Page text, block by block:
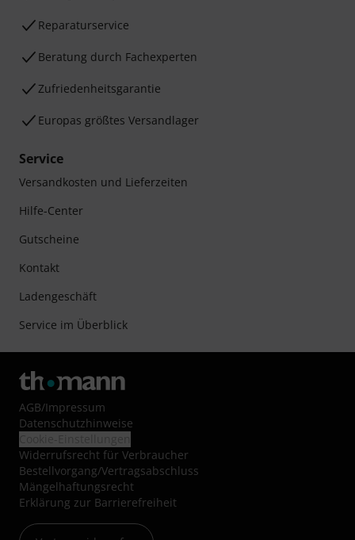
Reparaturservice
Beratung durch Fachexperten
Zufriedenheitsgarantie
Europas größtes Versandlager
Service
Versandkosten und Lieferzeiten
Hilfe-Center
Gutscheine
Kontakt
Ladengeschäft
Service im Überblick
AGB/Impressum
Datenschutzhinweise
Widerrufsrecht für Verbraucher
Bestellvorgang/Vertragsabschluss
Mängelhaftungsrecht
Erklärung zur Barrierefreiheit